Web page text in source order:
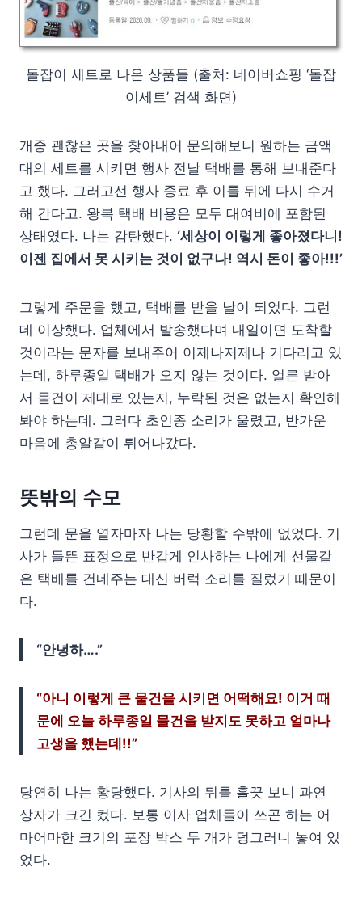
돌잡이 세트로 나온 상품들 (출처: 네이버쇼핑 ‘돌잡
이세트’ 검색 화면)
개중 괜찮은 곳을 찾아내어 문의해보니 원하는 금액
대의 세트를 시키면 행사 전날 택배를 통해 보내준다
고 했다. 그러고선 행사 종료 후 이틀 뒤에 다시 수거
해 간다고. 왕복 택배 비용은 모두 대여비에 포함된
상태였다. 나는 감탄했다. ‘세상이 이렇게 좋아졌다니!
이젠 집에서 못 시키는 것이 없구나! 역시 돈이 좋아!!!’
그렇게 주문을 했고, 택배를 받을 날이 되었다. 그런
데 이상했다. 업체에서 발송했다며 내일이면 도착할
것이라는 문자를 보내주어 이제나저제나 기다리고 있
는데, 하루종일 택배가 오지 않는 것이다. 얼른 받아
서 물건이 제대로 있는지, 누락된 것은 없는지 확인해
봐야 하는데. 그러다 초인종 소리가 울렸고, 반가운
마음에 총알같이 튀어나갔다.
뜻밖의 수모
그런데 문을 열자마자 나는 당황할 수밖에 없었다. 기
사가 들뜬 표정으로 반갑게 인사하는 나에게 선물같
은 택배를 건네주는 대신 버럭 소리를 질렀기 때문이
다.
“안녕하….”
“아니 이렇게 큰 물건을 시키면 어떡해요! 이거 때
문에 오늘 하루종일 물건을 받지도 못하고 얼마나
고생을 했는데!!”
당연히 나는 황당했다. 기사의 뒤를 흘끗 보니 과연
상자가 크긴 컸다. 보통 이사 업체들이 쓰곤 하는 어
마어마한 크기의 포장 박스 두 개가 덩그러니 놓여 있
었다.